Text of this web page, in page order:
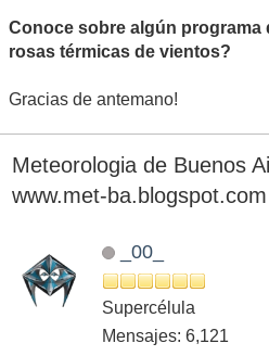
Conoce sobre algún programa
rosas térmicas de vientos?
Gracias de antemano!
Meteorologia de Buenos
www.met-ba.blogspot.com
_00_
Supercélula
Mensajes: 6,121